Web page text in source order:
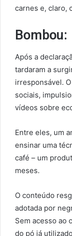
carnes e, claro,
Bombou:
Após a
tardaram a
irresponsável.
sociais,
vídeos sobre
Entre eles, um
ensinar uma
café – um
meses.
O conteúdo
adotada por
Sem acesso ao
do pó já